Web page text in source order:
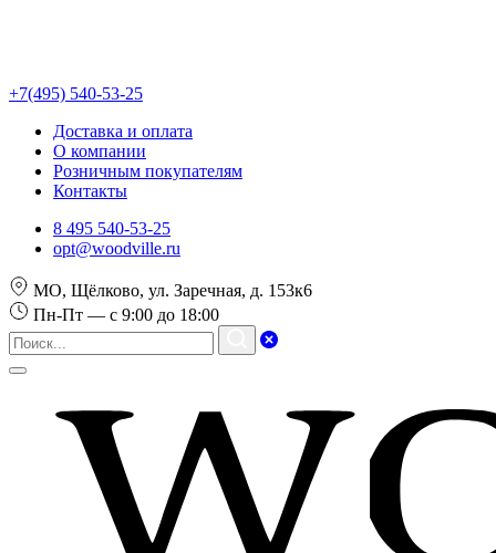
+7(495) 540-53-25
Доставка и оплата
О компании
Розничным покупателям
Контакты
8 495 540-53-25
opt@woodville.ru
МО, Щёлково, ул. Заречная, д. 153к6
Пн-Пт — с 9:00 до 18:00